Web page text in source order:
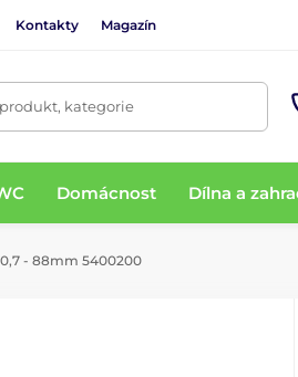
Kontakty Magazín
kategorie
Domácnost Dílna a
- 88mm 5400200